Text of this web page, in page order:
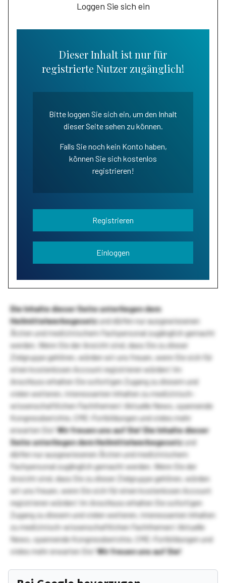
Loggen Sie sich ein
Dieser Inhalt ist nur für
registrierte Nutzer zugänglich!
Bitte loggen Sie sich ein, um den Inhalt
dieser Seite sehen zu können.
Falls Sie noch kein Konto haben,
können Sie sich kostenlos
registrieren!
Registrieren
Einloggen
Die Inhalte dieser Seite unterliegen dem
Heilmittelwerbegesetzund dürfen nur ausgewiesenen
Ärzten und medizinischem Fachpersonal zugänglich gemacht
werden. Wenn Sie der Ansicht sind, dass Sie zu dieser
Zielgruppe gehören, würden wir uns freuen, wenn Sie sich für
einen kostenlosen Account registrieren würden! Im
Anschluss erhalten Sie sofortigen Zugang zu diesem und
vielen weiteren, interessanten Inhalten zu medizinisch-
wissenschaftlichen Fachthemen! Aktuelle News, spannende
Kongressberichte, CME-Fortbildungen und vieles mehr
erwarten Sie!Wir freuen uns auf Sie!Die Inhalte dieser
Seite unterliegen dem Heilmittelwerbegesetzund
dürfen nur ausgewiesenen Ärzten und medizinischem
Fachpersonal zugänglich gemacht werden. Wenn Sie der
Ansicht sind, dass Sie zu dieser Zielgruppe gehören, würden
wir uns freuen, wenn Sie sich für einen kostenlosen Account
registrieren würden! Im Anschluss erhalten Sie sofortigen
Zugang zu diesem und vielen weiteren, interessanten Inhalten
zu medizinisch-wissenschaftlichen Fachthemen! Aktuelle
News, spannende Kongressberichte, CME-Fortbildungen und
vieles mehr erwarten Sie!Wir freuen uns auf Sie!